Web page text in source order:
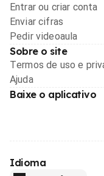
Entrar ou criar conta
Enviar cifras
Pedir videoaula
Sobre o site
Termos de uso e
Ajuda
Baixe o aplicativo
Idioma